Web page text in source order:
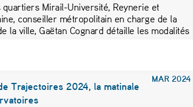
quartiers Mirail-Université, Reynerie et
conseiller métropolitain en charge de la
la ville, Gaëtan Cognard détaille les modalités
MAR 2024
Trajectoires 2024, la matinale